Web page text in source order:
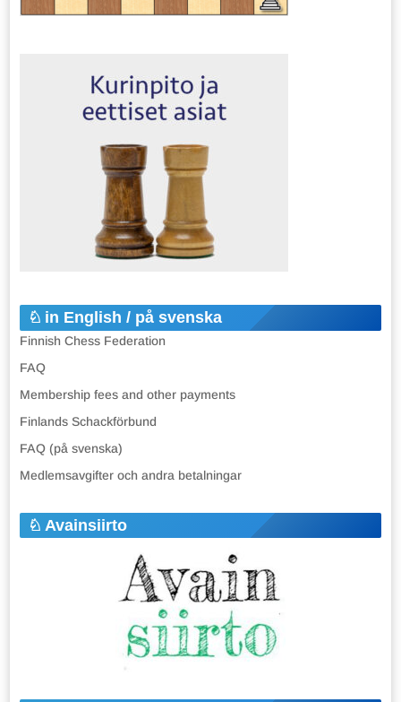
in English / på svenska
Finnish Chess Federation
FAQ
Membership fees and other payments
Finlands Schackförbund
FAQ (på svenska)
Medlemsavgifter och andra betalningar
Avainsiirto